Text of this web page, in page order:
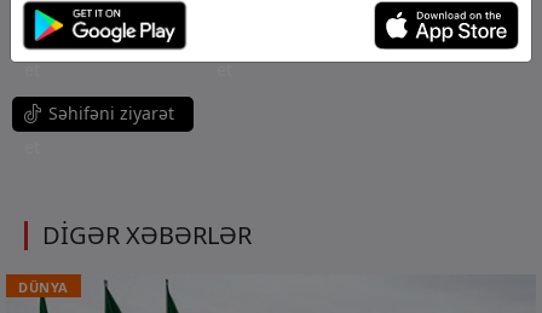
Səhifəni ziyarət
et
et
Səhifəni ziyarət
DİGƏR XƏBƏRLƏR
DÜNYA